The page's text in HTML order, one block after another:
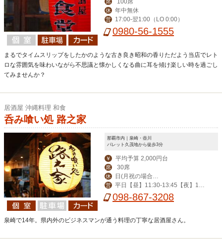
席 100席
休 年中無休
営 17:00-翌1:00（LO 0:00）
0980-56-1555
まるでタイムスリップをしたかのような古き良き昭和の香りただよう当店でレト
ロな雰囲気を味わいながら不思議と懐かしくなる曲に耳を傾け楽しい時を過ごし
てみませんか？
居酒屋 沖縄料理 和食
呑み喰い処 路之家
那覇市内｜泉崎・壺川
パレット久茂地から徒歩3分
￥ 平均予算 2,000円台
席 30席
休
営業)
営
平日【昼】11:30-13:45【夜】18:
00-24:00、土日祝18:00-24:00
098-867-3208
泉崎で14年。県内外のビジネスマンが通う料理の丁寧な居酒屋さん。